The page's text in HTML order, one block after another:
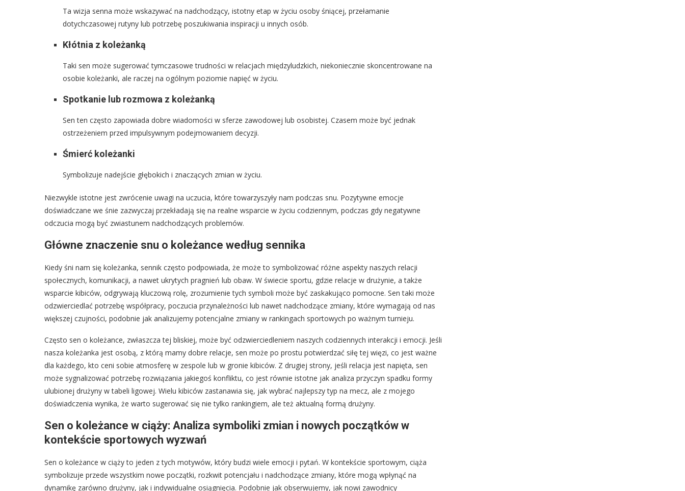
Ta wizja senna może wskazywać na nadchodzący, istotny etap w życiu osoby śniącej, przełamanie
dotychczasowej rutyny lub potrzebę poszukiwania inspiracji u innych osób.
Kłótnia z koleżanką
Taki sen może sugerować tymczasowe trudności w relacjach międzyludzkich, niekoniecznie skoncentrowane na
osobie koleżanki, ale raczej na ogólnym poziomie napięć w życiu.
Spotkanie lub rozmowa z koleżanką
Sen ten często zapowiada dobre wiadomości w sferze zawodowej lub osobistej. Czasem może być jednak
ostrzeżeniem przed impulsywnym podejmowaniem decyzji.
Śmierć koleżanki
Symbolizuje nadejście głębokich i znaczących zmian w życiu.
Niezwykle istotne jest zwrócenie uwagi na uczucia, które towarzyszyły nam podczas snu. Pozytywne emocje
doświadczane we śnie zazwyczaj przekładają się na realne wsparcie w życiu codziennym, podczas gdy negatywne
odczucia mogą być zwiastunem nadchodzących problemów.
Główne znaczenie snu o koleżance według sennika
Kiedy śni nam się koleżanka, sennik często podpowiada, że może to symbolizować różne aspekty naszych relacji
społecznych, komunikacji, a nawet ukrytych pragnień lub obaw. W świecie sportu, gdzie relacje w drużynie, a także
wsparcie kibiców, odgrywają kluczową rolę, zrozumienie tych symboli może być zaskakująco pomocne. Sen taki może
odzwierciedlać potrzebę współpracy, poczucia przynależności lub nawet nadchodzące zmiany, które wymagają od nas
większej czujności, podobnie jak analizujemy potencjalne zmiany w rankingach sportowych po ważnym turnieju.
Często sen o koleżance, zwłaszcza tej bliskiej, może być odzwierciedleniem naszych codziennych interakcji i emocji. Jeśli
nasza koleżanka jest osobą, z którą mamy dobre relacje, sen może po prostu potwierdzać siłę tej więzi, co jest ważne
dla każdego, kto ceni sobie atmosferę w zespole lub w gronie kibiców. Z drugiej strony, jeśli relacja jest napięta, sen
może sygnalizować potrzebę rozwiązania jakiegoś konfliktu, co jest równie istotne jak analiza przyczyn spadku formy
ulubionej drużyny w tabeli ligowej. Wielu kibiców zastanawia się, jak wybrać najlepszy typ na mecz, ale z mojego
doświadczenia wynika, że warto sugerować się nie tylko rankingiem, ale też aktualną formą drużyny.
Sen o koleżance w ciąży: Analiza symboliki zmian i nowych początków w
kontekście sportowych wyzwań
Sen o koleżance w ciąży to jeden z tych motywów, który budzi wiele emocji i pytań. W kontekście sportowym, ciąża
symbolizuje przede wszystkim nowe początki, rozkwit potencjału i nadchodzące zmiany, które mogą wpłynąć na
dynamikę zarówno drużyny, jak i indywidualne osiągnięcia. Podobnie jak obserwujemy, jak nowi zawodnicy